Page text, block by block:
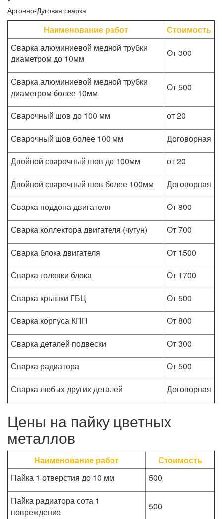
Аргонно-Дуговая сварка
Наименование работ
Стоимость
Сварка алюминиевой медной трубки
диаметром до 10мм
От 300
Сварка алюминиевой медной трубки
диаметром более 10мм
От 500
Сварочный шов до 100 мм
от 20
Сварочный шов более 100 мм
Договорная
Двойной сварочный шов до 100мм
от 20
Двойной сварочный шов более 100мм
Договорная
Сварка поддона двигателя
От 800
Сварка коллектора двигателя (чугун)
От 700
Сварка блока двигателя
От 1500
Сварка головки блока
От 1700
Сварка крышки ГБЦ
От 500
Сварка корпуса КПП
От 800
Сварка деталей подвески
От 300
Сварка радиатора
От 500
Сварка любых других деталей
Договорная
Цены на пайку цветных
металлов
Наименование работ
Стоимость
Пайка 1 отверстия до 10 мм
500
Пайка радиатора сота 1
повреждение
500